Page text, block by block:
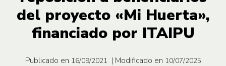
del proyecto «Mi Huerta»,
financiado por ITAIPU
Publicado en 16/09/2021 | Modificado en 10/07/2025